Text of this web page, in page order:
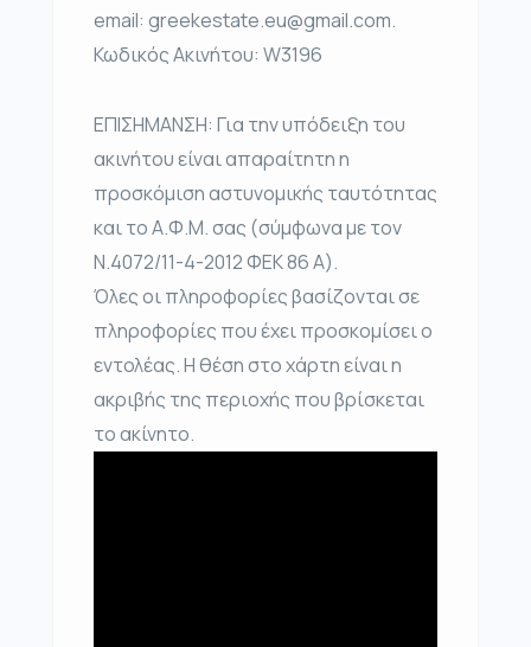
email: greekestate.eu@gmail.com.
Κωδικός Ακινήτου: W3196
ΕΠΙΣΗΜΑΝΣΗ: Για την υπόδειξη του
ακινήτου είναι απαραίτητη η
προσκόμιση αστυνομικής ταυτότητας
και το Α.Φ.Μ. σας (σύμφωνα με τον
Ν.4072/11-4-2012 ΦΕΚ 86 Α).
Όλες οι πληροφορίες βασίζονται σε
πληροφορίες που έχει προσκομίσει ο
εντολέας. Η θέση στο χάρτη είναι η
ακριβής της περιοχής που βρίσκεται
το ακίνητο.